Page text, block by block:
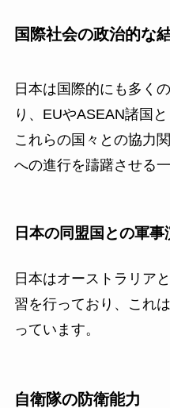
国際社会の政治的な
日本は国際的にも多く
り、EUやASEAN諸国
これらの国々との協力
への進行を躊躇させる
日本の同盟国との軍事
日本はオーストラリア
習を行っており、これ
っています。
自衛隊の防衛能力